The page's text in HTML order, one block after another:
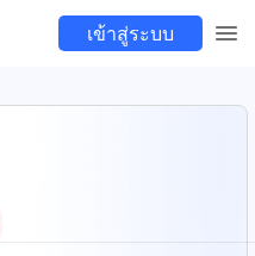
เข้าสู่ระบบ